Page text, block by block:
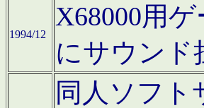
1994/12
X68000用
にサウンド
同人ソフト